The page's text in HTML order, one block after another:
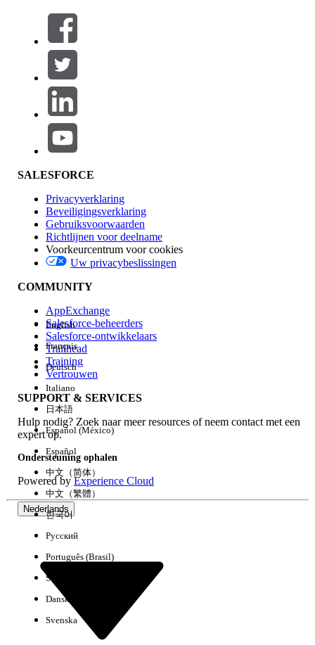
Filters (0)
FILTERS SELECTEREN
Productgebied
Invloed op functies
Edition
Ervaring
Alles wissen Gereed
Geen resultaten
SALESFORCE
Privacyverklaring
Beveiligingsverklaring
Gebruiksvoorwaarden
Richtlijnen voor deelname
Voorkeurcentrum voor cookies
Uw privacybeslissingen
COMMUNITY
AppExchange
Salesforce-beheerders
Salesforce-ontwikkelaars
Trailhead
Training
Vertrouwen
SUPPORT & SERVICES
Hulp nodig? Zoek naar meer resources of neem contact met een
expert op.
Ondersteuning ophalen
Powered byExperience Cloud
Nederlands
English
Français
Deutsch
Italiano
日本語
Español (México)
Español
中文（简体）
中文（繁體）
한국어
Русский
Português (Brasil)
Suomi
Dansk
Svenska